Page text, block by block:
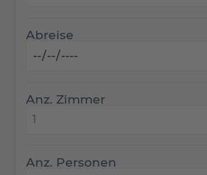
Abreise
Anz. Zimmer
Anz. Personen